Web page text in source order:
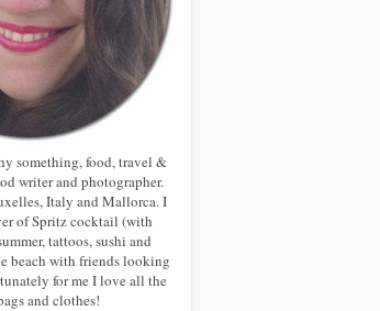
something, food, travel &
writer and photographer.
Italy and Mallorca. I
of Spritz cocktail (with
tattoos, sushi and
beach with friends looking
for me I love all the
and clothes!